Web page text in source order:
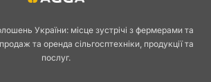
України: місце зустрічі з фермерами та
та оренда сільгосптехніки, продукції та
послуг.